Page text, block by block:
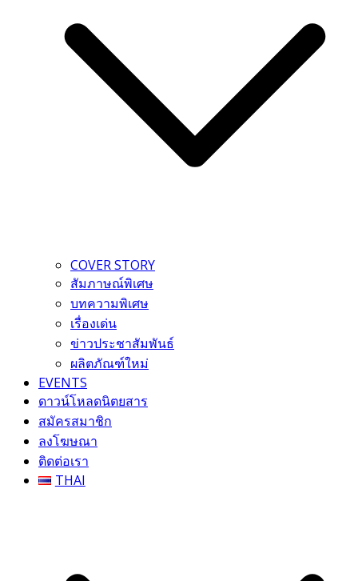
COVER STORY
สัมภาษณ์พิเศษ
บทความพิเศษ
เรื่องเด่น
ข่าวประชาสัมพันธ์
ผลิตภัณฑ์ใหม่
EVENTS
ดาวน์โหลดนิตยสาร
สมัครสมาชิก
ลงโฆษณา
ติดต่อเรา
THAI